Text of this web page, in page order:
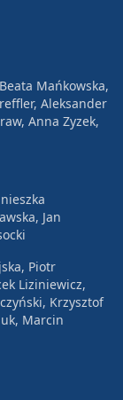
Mańkowska,
Aleksander
Anna Zyzek,
Jan
Piotr
Liziniewicz,
Krzysztof
Marcin